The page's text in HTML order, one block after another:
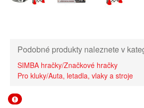
Podobné produkty naleznete v
SIMBA hračky/Značkové hračky
Pro kluky/Auta, letadla, vlaky a stroje